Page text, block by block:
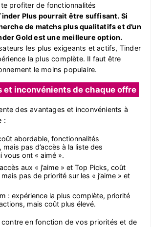
profiter de fonctionnalités
Plus pourrait être suffisant. Si
de matchs plus qualitatifs et d’un
Gold est une meilleure option.
les plus exigeants et actifs, Tinder
la plus complète. Il faut être
le moins populaire.
et inconvénients de chaque offre
des avantages et inconvénients à
:
abordable, fonctionnalités
mais pas d’accès à la liste des
vous ont « aimé ».
aux « j’aime » et Top Picks, coût
pas de priorité sur les « j’aime » et
: expérience la plus complète, priorité
mais coût plus élevé.
contre en fonction de vos priorités et de